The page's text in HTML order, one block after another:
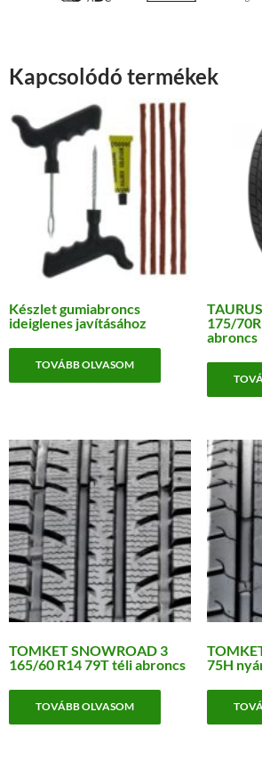
Kapcsolódó termékek
Készlet gumiabroncs
ideiglenes javításához
TOVÁBB OLVASOM
175/
abroncs
TOMKET SNOWROAD 3
165/60 R14 79T téli abroncs
TOVÁBB OLVASOM
75H